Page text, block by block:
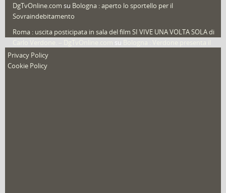
DgTvOnline.com su Bologna : aperto lo sportello per il
Sovraindebitamento
Roma : uscita posticipata in sala del film SI VIVE UNA VOLTA SOLA di
su
nuovo film
Privacy Policy
Cookie Policy